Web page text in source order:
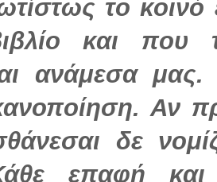
το κοινό
και
ανάμεσα
Αν
δε
επαφή και